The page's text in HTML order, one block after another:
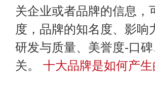
关企业或者品牌的信息
度，品牌的知名度、影
研发与质量、美誉度-口
关。 十大品牌是如何产